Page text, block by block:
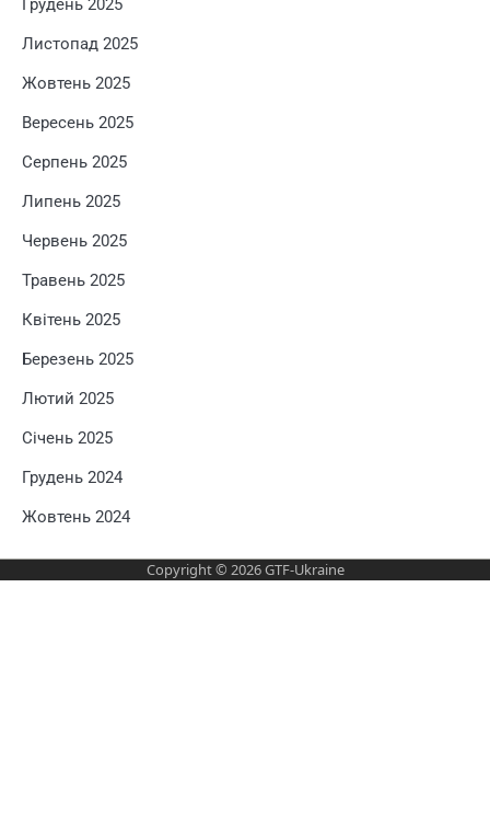
Грудень 2025
Листопад 2025
Жовтень 2025
Вересень 2025
Серпень 2025
Липень 2025
Червень 2025
Травень 2025
Квітень 2025
Березень 2025
Лютий 2025
Січень 2025
Грудень 2024
Жовтень 2024
Copyright © 2026GTF-Ukraine